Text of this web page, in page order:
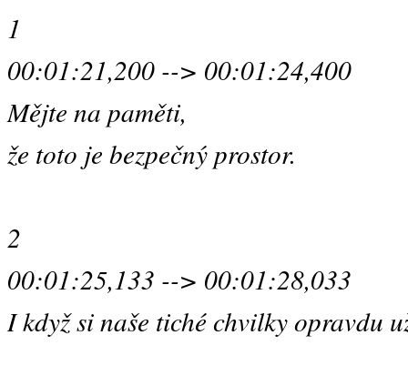
1
00:01:21,200 --> 00:01:24,400
Mějte na paměti,
že toto je bezpečný prostor.
2
00:01:25,133 --> 00:01:28,033
I když si naše tiché chvilky opravdu